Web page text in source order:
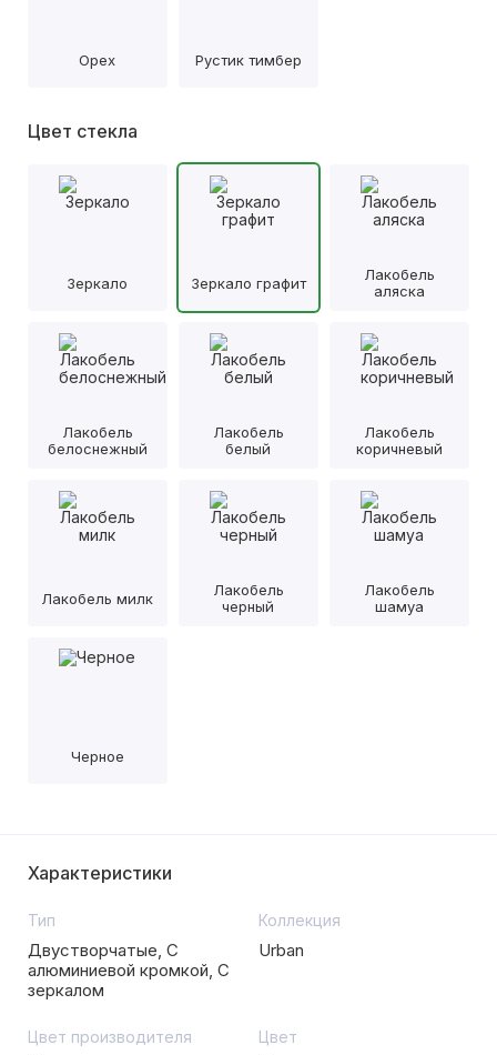
Орех Рустик тимбер
Цвет стекла
Зеркало Зеркало графит
Лакобель
аляска
Лакобель
белоснежный
Лакобель
белый
Лакобель
коричневый
Лакобель милк
Лакобель
черный
Лакобель
шамуа
Черное
Характеристики
Тип
Двустворчатые, С
алюминиевой кромкой, С
зеркалом
Коллекция
Urban
Цвет производителя Цвет